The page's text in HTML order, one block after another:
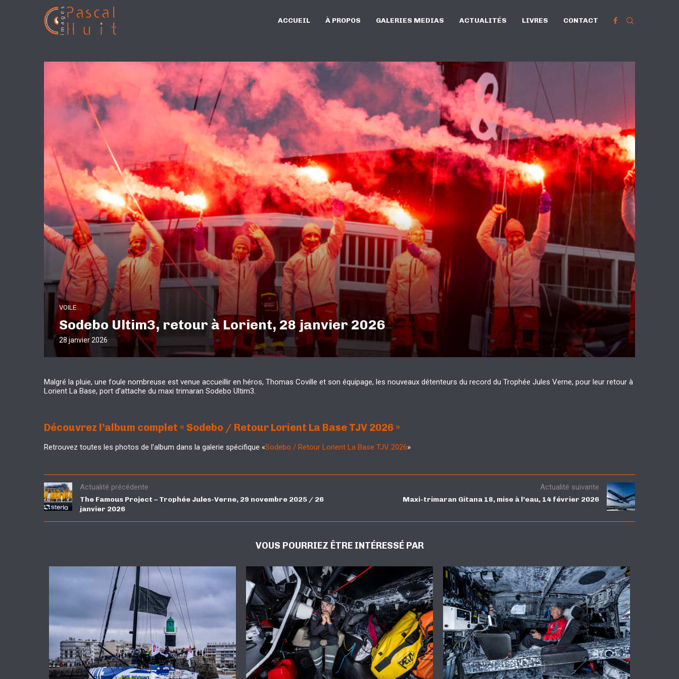
ACCUEIL À PROPOS GALERIES MEDIAS ACTUALITÉS LIVRES CONTACT
VOILE
Sodebo Ultim3, retour à Lorient, 28 janvier 2026
28 janvier 2026
Malgré la pluie, une foule nombreuse est venue accueillir en héros, Thomas Coville et son équipage, les nouveaux détenteurs du record du Trophée Jules Verne, pour leur retour à
Lorient La Base, port d’attache du maxi trimaran Sodebo Ultim3.
Découvrez l’album complet « Sodebo / Retour Lorient La Base TJV 2026 »
Retrouvez toutes les photos de l’album dans la galerie spécifique «Sodebo / Retour Lorient La Base TJV 2026»
Actualité précédente
The Famous Project – Trophée Jules-Verne, 29 novembre 2025 / 26
janvier 2026
Actualité suivante
Maxi-trimaran Gitana 18, mise à l’eau, 14 février 2026
VOUS POURRIEZ ÊTRE INTÉRESSÉ PAR